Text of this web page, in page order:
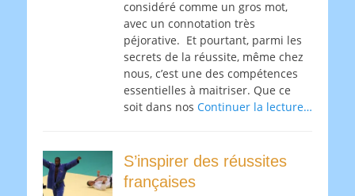
considéré comme un gros mot,
avec un connotation très
péjorative. Et pourtant, parmi les
secrets de la réussite, même chez
nous, c’est une des compétences
essentielles à maitriser. Que ce
soit dans nos Continuer la lecture…
S’inspirer des réussites
françaises